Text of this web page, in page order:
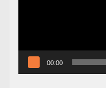
00:00